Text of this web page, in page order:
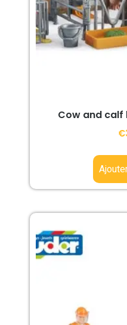
Cow and
€